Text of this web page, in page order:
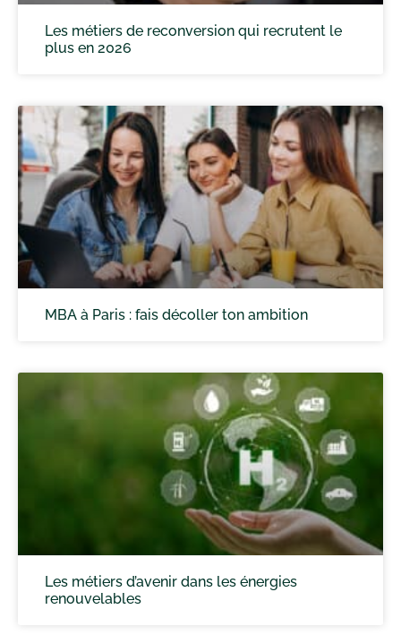
Les métiers de reconversion qui recrutent le
plus en 2026
MBA à Paris : fais décoller ton ambition
Les métiers d’avenir dans les énergies
renouvelables